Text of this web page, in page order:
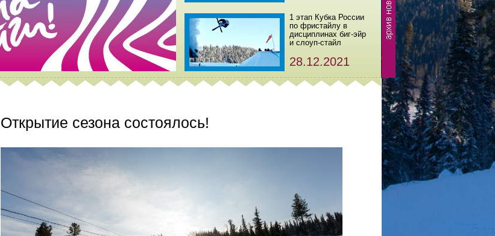
1 этап Кубка России
по фристайлу в
дисциплинах биг-эйр
и слоуп-стайл
28.12.2021
Открытие сезона состоялось!